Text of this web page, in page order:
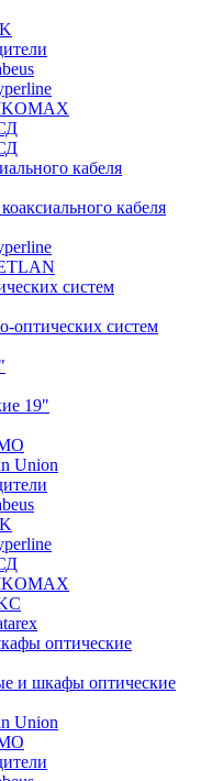
кабеля
кабеля
систем
оптических систем
19"
Union
оптические
и шкафы оптические
Union